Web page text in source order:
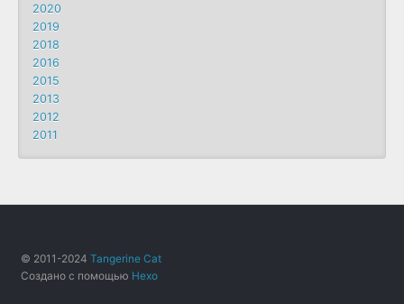
2020
2019
2018
2016
2015
2013
2012
2011
© 2011-2024Tangerine Cat
Создано с помощью Hexo